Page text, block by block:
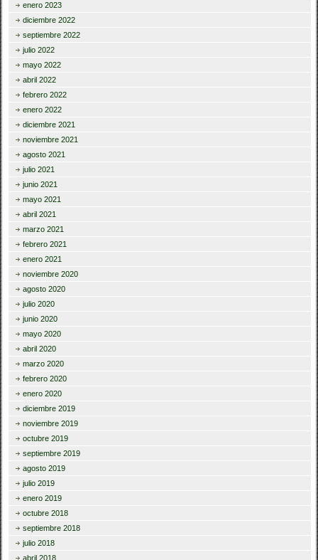
enero 2023
diciembre 2022
septiembre 2022
julio 2022
mayo 2022
abril 2022
febrero 2022
enero 2022
diciembre 2021
noviembre 2021
agosto 2021
julio 2021
junio 2021
mayo 2021
abril 2021
marzo 2021
febrero 2021
enero 2021
noviembre 2020
agosto 2020
julio 2020
junio 2020
mayo 2020
abril 2020
marzo 2020
febrero 2020
enero 2020
diciembre 2019
noviembre 2019
octubre 2019
septiembre 2019
agosto 2019
julio 2019
enero 2019
octubre 2018
septiembre 2018
julio 2018
abril 2018